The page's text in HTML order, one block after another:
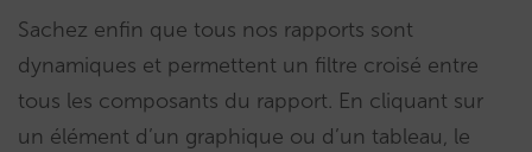
Sachez enfin que tous nos rapports sont
dynamiques et permettent un filtre croisé entre
tous les composants du rapport. En cliquant sur
un élément d’un graphique ou d’un tableau, le